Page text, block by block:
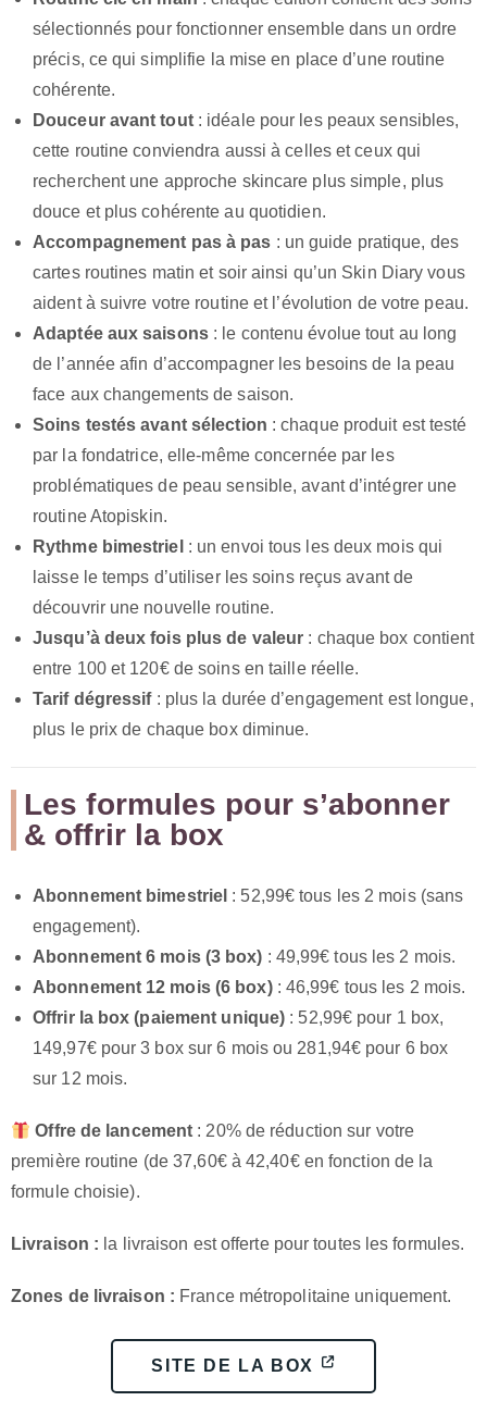
sélectionnés pour fonctionner ensemble dans un ordre
précis, ce qui simplifie la mise en place d’une routine
cohérente.
Douceur avant tout: idéale pour les peaux sensibles,
cette routine conviendra aussi à celles et ceux qui
recherchent une approche skincare plus simple, plus
douce et plus cohérente au quotidien.
Accompagnement pas à pas : un guide pratique, des
cartes routines matin et soir ainsi qu’un Skin Diary vous
aident à suivre votre routine et l’évolution de votre peau.
Adaptée aux saisons: le contenu évolue tout au long
de l’année afin d’accompagner les besoins de la peau
face aux changements de saison.
Soins testés avant sélection : chaque produit est testé
par la fondatrice, elle-même concernée par les
problématiques de peau sensible, avant d’intégrer une
routine Atopiskin.
Rythme bimestriel : un envoi tous les deux mois qui
laisse le temps d’utiliser les soins reçus avant de
découvrir une nouvelle routine.
Jusqu’à deux fois plus de valeur : chaque box contient
entre 100 et 120€ de soins en taille réelle.
Tarif dégressif: plus la durée d’engagement est longue,
plus le prix de chaque box diminue.
Les formules pour s’abonner
& offrir la box
Abonnement bimestriel : 52,99€ tous les 2 mois (sans
engagement).
Abonnement 6 mois (3 box) : 49,99€ tous les 2 mois.
Abonnement 12 mois (6 box): 46,99€ tous les 2 mois.
Offrir la box (paiement unique) : 52,99€ pour 1 box,
149,97€ pour 3 box sur 6 mois ou 281,94€ pour 6 box
sur 12 mois.
Offre de lancement : 20% de réduction sur votre
première routine (de 37,60€ à 42,40€ en fonction de la
formule choisie).
Livraison : la livraison est offerte pour toutes les formules.
Zones de livraison : France métropolitaine uniquement.
SITE DE LA BOX